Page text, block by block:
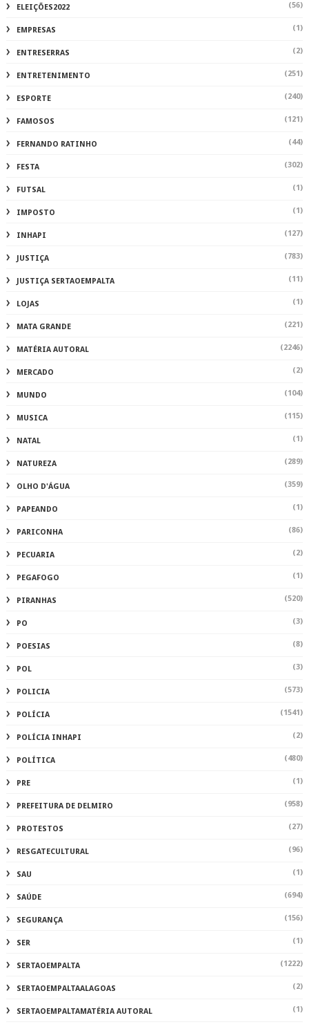
ELEIÇÕES2022 (56)
EMPRESAS (1)
ENTRESERRAS (2)
ENTRETENIMENTO (251)
ESPORTE (240)
FAMOSOS (121)
FERNANDO RATINHO (44)
FESTA (302)
FUTSAL (1)
IMPOSTO (1)
INHAPI (127)
JUSTIÇA (783)
JUSTIÇA SERTAOEMPALTA (11)
LOJAS (1)
MATA GRANDE (221)
MATÉRIA AUTORAL (2246)
MERCADO (2)
MUNDO (104)
MUSICA (115)
NATAL (1)
NATUREZA (289)
OLHO D'ÁGUA (359)
PAPEANDO (1)
PARICONHA (86)
PECUARIA (2)
PEGAFOGO (1)
PIRANHAS (520)
PO (3)
POESIAS (8)
POL (3)
POLICIA (573)
POLÍCIA (1541)
POLÍCIA INHAPI (2)
POLÍTICA (480)
PRE (1)
PREFEITURA DE DELMIRO (958)
PROTESTOS (27)
RESGATECULTURAL (96)
SAU (1)
SAÚDE (694)
SEGURANÇA (156)
SER (1)
SERTAOEMPALTA (1222)
SERTAOEMPALTAALAGOAS (2)
SERTAOEMPALTAMATÉRIA AUTORAL (1)